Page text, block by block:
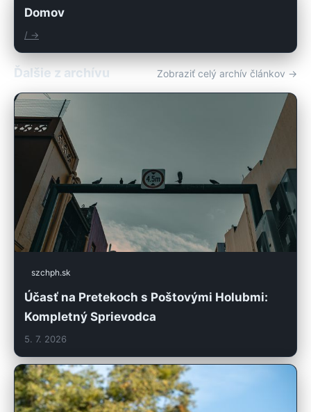
Domov
/ →
Ďalšie z archívu Zobraziť celý archív článkov →
szchph.sk
Účasť na Pretekoch s Poštovými Holubmi:
Kompletný Sprievodca
5. 7. 2026